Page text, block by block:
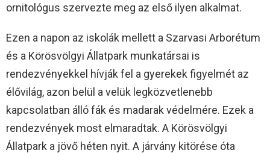
ornitológus szervezte meg az első ilyen alkalmat.
Ezen a napon az iskolák mellett a Szarvasi Arborétum
és a Körösvölgyi Állatpark munkatársai is
rendezvényekkel hívják fel a gyerekek figyelmét az
élővilág, azon belül a velük legközvetlenebb
kapcsolatban álló fák és madarak védelmére. Ezek a
rendezvények most elmaradtak. A Körösvölgyi
Állatpark a jövő héten nyit. A járvány kitörése óta